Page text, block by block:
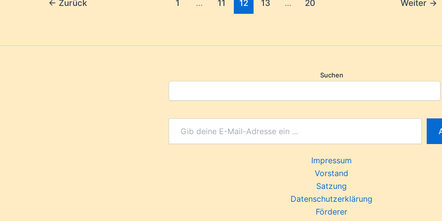
← Zurück 1 … 11 12 13 … 20 Weiter →
Suchen
Impressum
Vorstand
Satzung
Datenschutzerklärung
Förderer